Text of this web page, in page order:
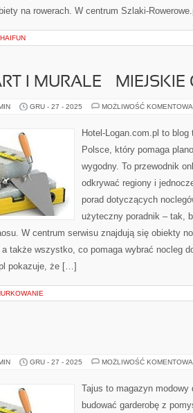
na rowerach. W centrum Szlaki-
I MURALE –
GRU - 27 - 2025 MOŻLIWOŚĆ
Hotel-Logan.com.pl to
Polsce, który pomaga
wygodny. To przewodnik
odkrywać regiony i
porad dotyczących
użyteczny poradnik – tak,
W centrum serwisu znajdują się obiekty
także wszystko, co pomaga wybrać nocleg
pokazuje, że […]
GRU - 27 - 2025 MOŻLIWOŚĆ
Tajus to magazyn
budować garderobę z